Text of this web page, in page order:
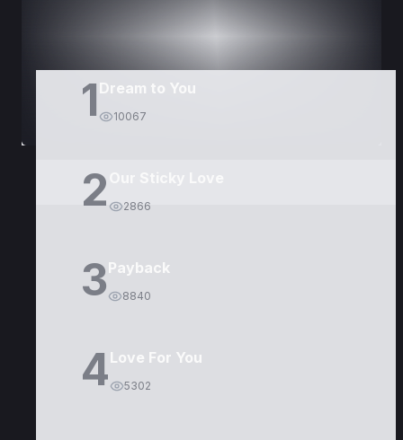
1 Dream to You
10067
2 2866
3Payback
8840
4Love For You
5302